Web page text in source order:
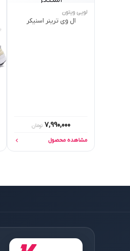
لویی ویتون
ال وی ترینر اسنیکر
7,990,000 تومان
مشاهده محصول